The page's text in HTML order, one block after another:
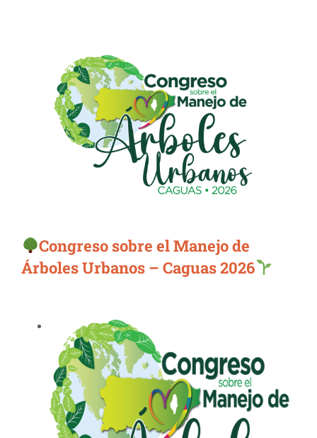
Congreso sobre el Manejo de
Árboles Urbanos – Caguas 2026